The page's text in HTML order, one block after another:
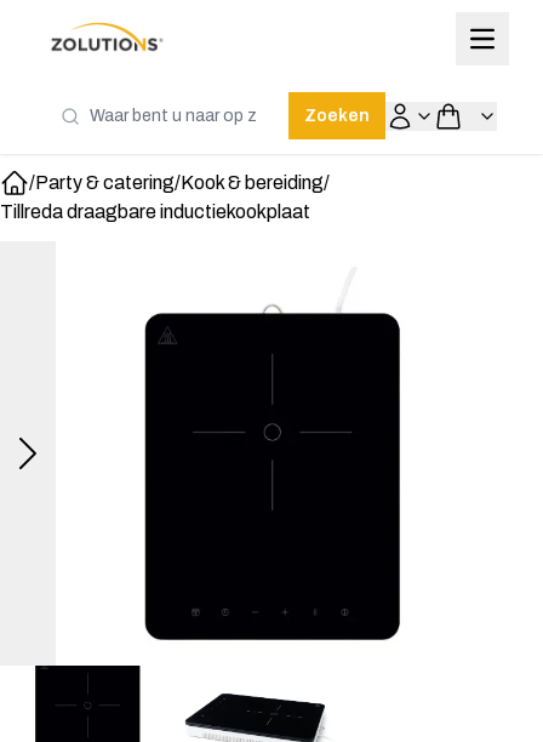
Zoeken
Home
/Party & catering/Kook & bereiding/
Tillreda draagbare inductiekookplaat